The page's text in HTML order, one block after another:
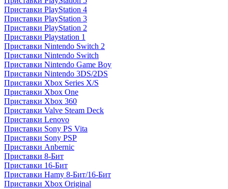
Приставки PlayStation 4
Приставки PlayStation 3
Приставки PlayStation 2
Приставки Playstation 1
Приставки Nintendo Switch 2
Приставки Nintendo Switch
Приставки Nintendo Game Boy
Приставки Nintendo 3DS/2DS
Приставки Xbox Series X/S
Приставки Xbox One
Приставки Xbox 360
Приставки Valve Steam Deck
Приставки Lenovo
Приставки Sony PS Vita
Приставки Sony PSP
Приставки Anbernic
Приставки 8-Бит
Приставки 16-Бит
Приставки Hamy 8-Бит/16-Бит
Приставки Xbox Original